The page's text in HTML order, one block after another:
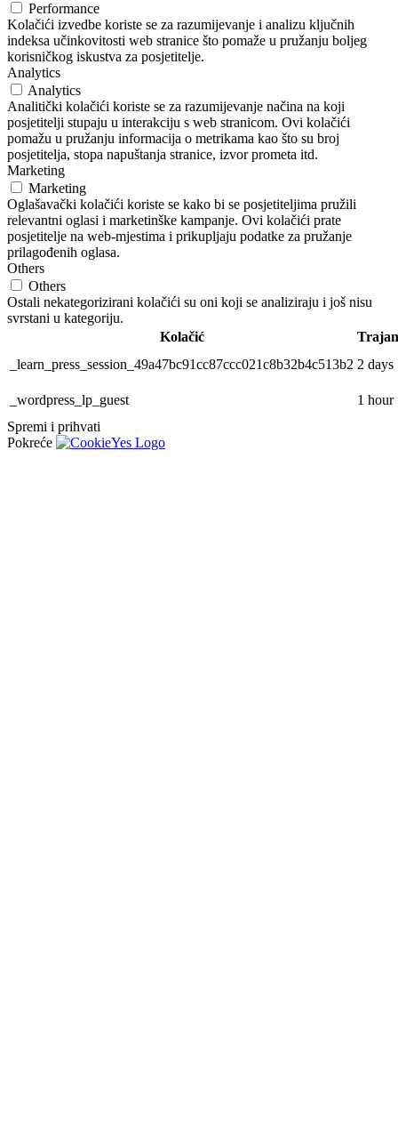
Performance
Kolačići izvedbe koriste se za razumijevanje i analizu ključnih
indeksa učinkovitosti web stranice što pomaže u pružanju boljeg
korisničkog iskustva za posjetitelje.
Analytics
Analytics
Analitički kolačići koriste se za razumijevanje načina na koji
posjetitelji stupaju u interakciju s web stranicom. Ovi kolačići
pomažu u pružanju informacija o metrikama kao što su broj
posjetitelja, stopa napuštanja stranice, izvor prometa itd.
Marketing
Marketing
Oglašavački kolačići koriste se kako bi se posjetiteljima pružili
relevantni oglasi i marketinške kampanje. Ovi kolačići prate
posjetitelje na web-mjestima i prikupljaju podatke za pružanje
prilagođenih oglasa.
Others
Others
Ostali nekategorizirani kolačići su oni koji se analiziraju i još nisu
svrstani u kategoriju.
Kolačić
_learn_press_session_49a47bc91cc87ccc021c8b32b4c513b2 2 days
_wordpress_lp_guest
1 hour
Spremi i prihvati
Pokreće